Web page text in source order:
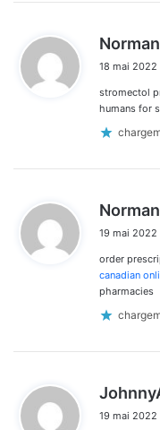
18 mai
stromectol
humans for
19 mai 2022
order
canadian
pharmacies
19 mai 2022